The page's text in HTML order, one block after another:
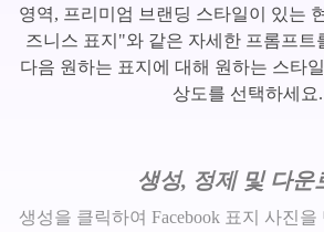
영역, 프리미엄 브랜딩 스타일이 있는
즈니스 표지"와 같은 자세한 프롬프트
다음 원하는 표지에 대해 원하는 스타
상도를 선택하세요.
생성, 정제 및 다운
생성을 클릭하여 Facebook 표지 사진